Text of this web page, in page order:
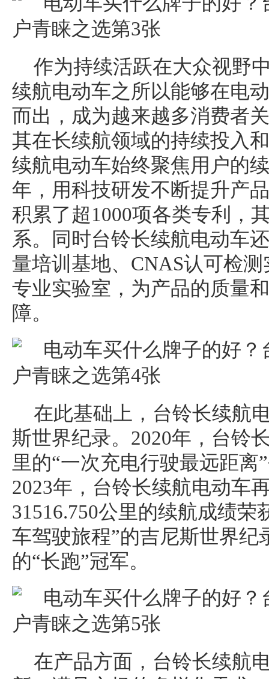
作为持续活跃在大众视野
续航电动车之所以能够在电
而出，成为越来越多消费者
其在长续航领域的持续投入
续航电动车始终聚焦用户的
年，用科技研发不断提升产
积累了超1000项各类专利，
系。同时台铃长续航电动车
量培训基地、CNAS认可检
专业实验室，为产品的质量
障。
在此基础上，台铃长续航
斯世界纪录。2020年，台铃
里的“一次充电行驶最远距离
2023年，台铃长续航电动车
31516.750公里的续航成绩荣
车驾驶旅程”的吉尼斯世界纪
的“长跑”冠军。
在产品方面，台铃长续航